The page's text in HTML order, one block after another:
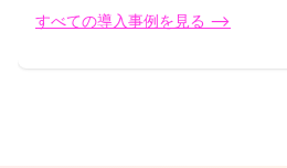
すべての導入事例を見る -->